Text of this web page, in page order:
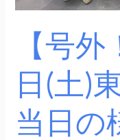
【号
日(土)
当日の
東
会
の
当